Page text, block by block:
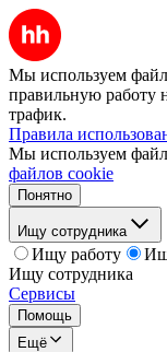
Мы используем
правильную работу
трафик.
Правила
Мы используем
файлов cookie
Понятно
Ищу сотрудника
Ищу работу
Ищу сотрудника
Сервисы
Помощь
Ещё